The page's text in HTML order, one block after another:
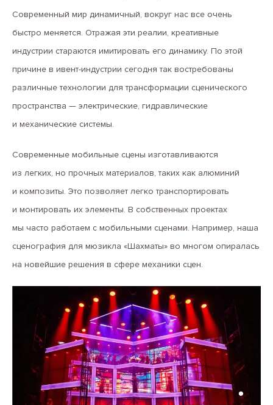
Современный мир динамичный, вокруг нас все очень
быстро меняется. Отражая эти реалии, креативные
индустрии стараются имитировать его динамику. По этой
причине в ивент-индустрии сегодня так востребованы
различные технологии для трансформации сценического
пространства — электрические, гидравлические
и механические системы.
Современные мобильные сцены изготавливаются
из легких, но прочных материалов, таких как алюминий
и композиты. Это позволяет легко транспортировать
и монтировать их элементы. В собственных проектах
мы часто работаем с мобильными сценами. Например, наша
сценография для мюзикла «Шахматы» во многом опиралась
на новейшие решения в сфере механики сцен.